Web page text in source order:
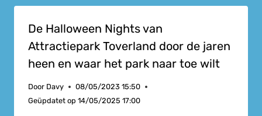
De Halloween Nights van
Attractiepark Toverland door de jaren
heen en waar het park naar toe wilt
Door Davy
08/05/2023 15:50
Geüpdatet op 14/05/2025 17:00